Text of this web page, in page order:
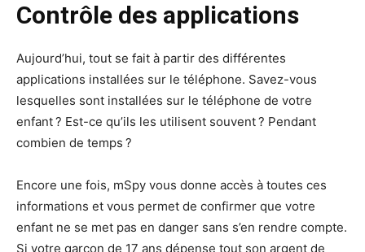
Contrôle des applications
Aujourd’hui, tout se fait à partir des différentes
applications installées sur le téléphone. Savez-vous
lesquelles sont installées sur le téléphone de votre
enfant ? Est-ce qu’ils les utilisent souvent ? Pendant
combien de temps ?
Encore une fois, mSpy vous donne accès à toutes ces
informations et vous permet de confirmer que votre
enfant ne se met pas en danger sans s’en rendre compte.
Si votre garçon de 17 ans dépense tout son argent de